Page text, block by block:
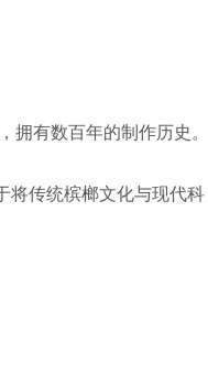
拥有数百年的制作历史。
将传统槟榔文化与现代科